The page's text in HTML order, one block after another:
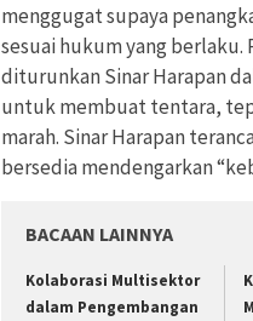
menggugat supaya
sesuai hukum yang berlaku.
diturunkan Sinar Harapan
untuk membuat tentara,
marah. Sinar Harapan
bersedia mendengarkan
BACAAN LAINNYA
Kolaborasi Multisektor
dalam Pengembangan